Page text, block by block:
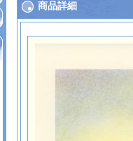
商品詳細